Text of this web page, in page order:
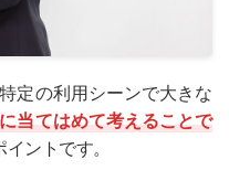
定の利用シーンで大きな
当てはめて考えることで
ントです。